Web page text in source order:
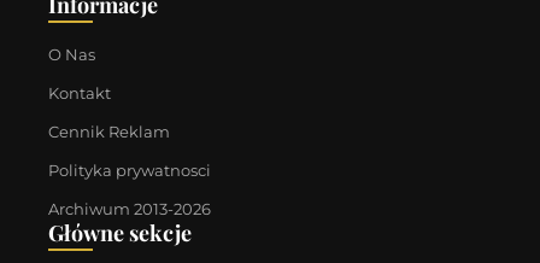
O Nas
Kontakt
Cennik Reklam
Polityka prywatnosci
Archiwum 2013-2026
Główne sekcje